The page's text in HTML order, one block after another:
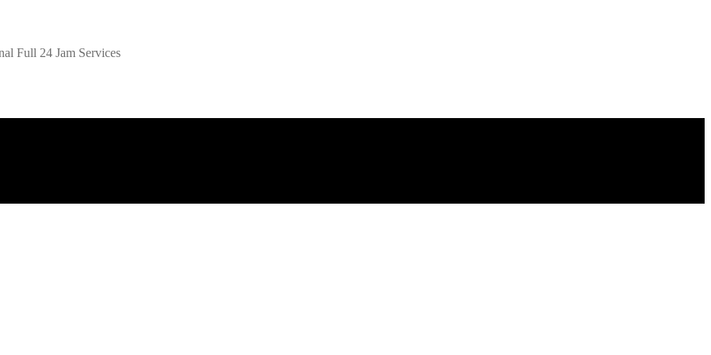
Full 24 Jam Services